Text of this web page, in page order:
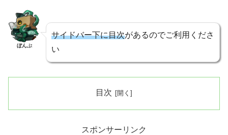
ぼんぷ
サイドバー下に目次があるのでご利用くださ
い
目次
スポンサーリンク